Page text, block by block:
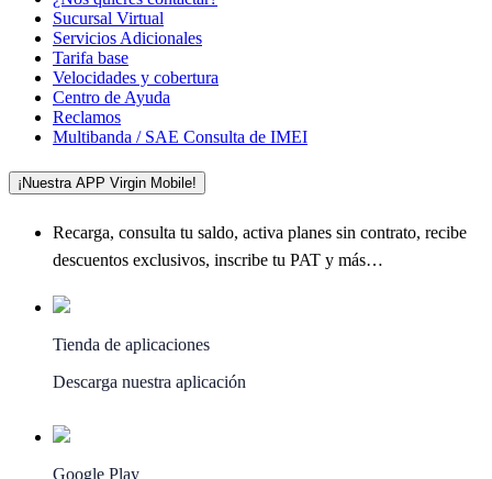
Sucursal Virtual
Servicios Adicionales
Tarifa base
Velocidades y cobertura
Centro de Ayuda
Reclamos
Multibanda / SAE Consulta de IMEI
¡Nuestra APP Virgin Mobile!
Recarga, consulta tu saldo, activa planes sin contrato, recibe
descuentos exclusivos, inscribe tu PAT y más…
Tienda de aplicaciones
Descarga nuestra aplicación
Google Play